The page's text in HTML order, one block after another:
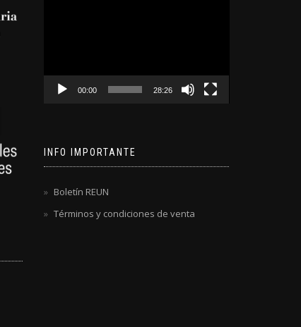
00:00 28:26
INFO IMPORTANTE
Boletín REUN
Términos y condiciones de venta